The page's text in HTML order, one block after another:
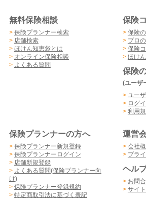
無料保険相談
> 保険プランナー検索
> 店舗検索
> ほけん知恵袋とは
> オンライン保険相談
> よくある質問
保険
> 保険
> プロ
> 保険
> ほけ
保険
(ユーザ
> ユー
> ログ
> 利用
保険プランナーの方へ
> 保険プランナー新規登録
> 保険プランナーログイン
> 店舗新規登録
> よくある質問(保険プランナー向
け)
> 保険プランナー登録規約
> 特定商取引法に基づく表記
運営
> 会社
> プラ
ヘル
> お問
> サイ